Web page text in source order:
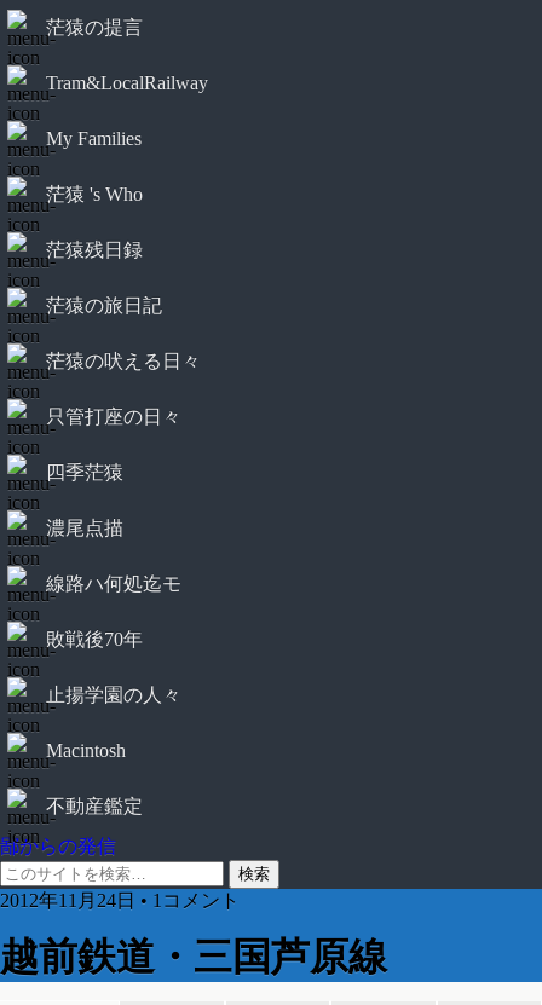
茫猿の提言
Tram&LocalRailway
My Families
茫猿 's Who
茫猿残日録
茫猿の旅日記
茫猿の吠える日々
只管打座の日々
四季茫猿
濃尾点描
線路ハ何処迄モ
敗戦後70年
止揚学園の人々
Macintosh
不動産鑑定
鄙からの発信
2012年11月24日 • 1コメント
越前鉄道・三国芦原線